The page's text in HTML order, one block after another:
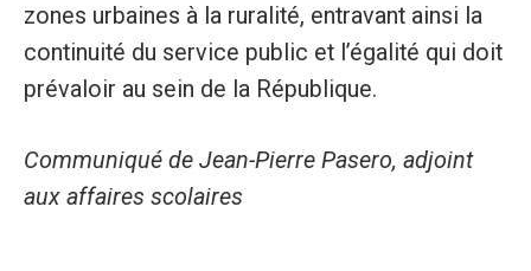
zones urbaines à la ruralité, entravant ainsi la
continuité du service public et l’égalité qui doit
prévaloir au sein de la République.
Communiqué de Jean-Pierre Pasero, adjoint
aux affaires scolaires